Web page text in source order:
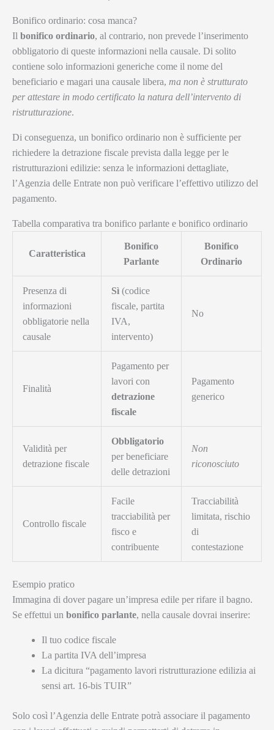
Bonifico ordinario: cosa manca?
Il bonifico ordinario, al contrario, non prevede l’inserimento
obbligatorio di queste informazioni nella causale. Di solito
contiene solo informazioni generiche come il nome del
beneficiario e magari una causale libera, ma non è strutturato
per attestare in modo certificato la natura dell’intervento di
ristrutturazione.
Di conseguenza, un bonifico ordinario non è sufficiente per
richiedere la detrazione fiscale prevista dalla legge per le
ristrutturazioni edilizie: senza le informazioni dettagliate,
l’Agenzia delle Entrate non può verificare l’effettivo utilizzo del
pagamento.
Tabella comparativa tra bonifico parlante e bonifico ordinario
Caratteristica
Bonifico
Parlante
Bonifico
Ordinario
Presenza di
informazioni
obbligatorie nella
causale
Sì (codice
fiscale, partita
IVA,
intervento)
No
Finalità
Pagamento per
lavori con
detrazione
fiscale
Pagamento
generico
Validità per
detrazione fiscale
Obbligatorio
per beneficiare
delle detrazioni
Non
riconosciuto
Controllo fiscale
Facile
tracciabilità per
fisco e
contribuente
Tracciabilità
limitata, rischio
di
contestazione
Esempio pratico
Immagina di dover pagare un’impresa edile per rifare il bagno.
Se effettui un bonifico parlante, nella causale dovrai inserire:
Il tuo codice fiscale
La partita IVA dell’impresa
La dicitura “pagamento lavori ristrutturazione edilizia ai
sensi art. 16-bis TUIR”
Solo così l’Agenzia delle Entrate potrà associare il pagamento